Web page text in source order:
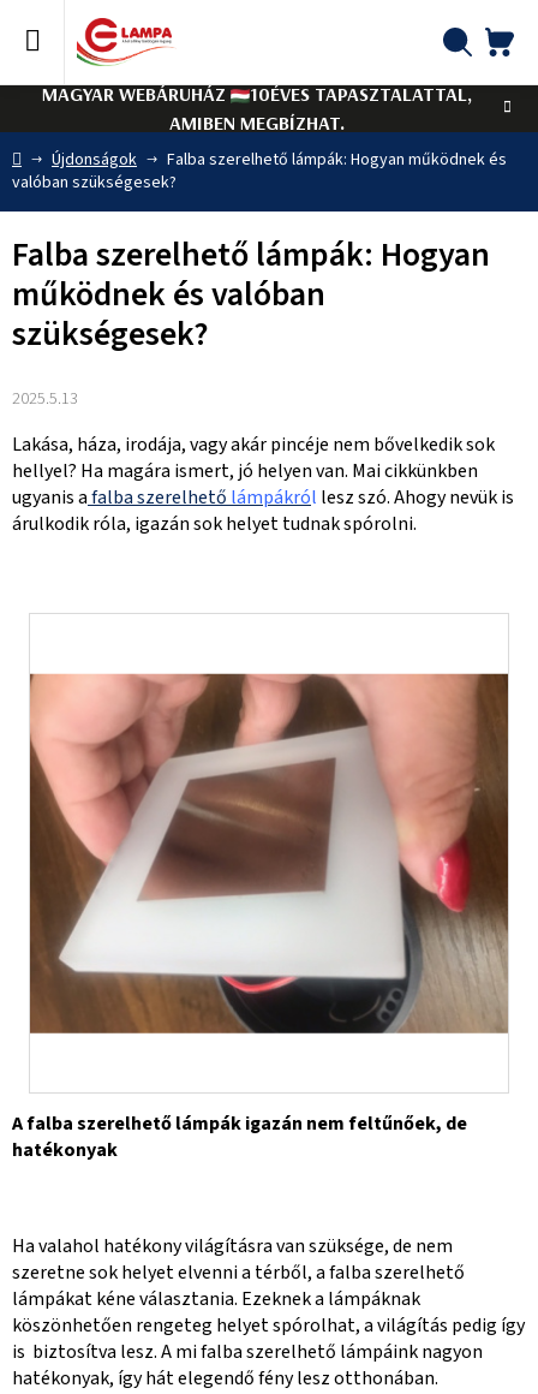
tartalomhoz
MAGYAR WEBÁRUHÁZ
10ÉVES TAPASZTALATTAL,
AMIBEN MEGBÍZHAT.
Kezdőlap
Újdonságok
Falba szerelhető lámpák: Hogyan működnek és
valóban szükségesek?
Falba szerelhető lámpák: Hogyan
működnek és valóban
szükségesek?
2025.5.13
Lakása, háza, irodája, vagy akár pincéje nem bővelkedik sok
hellyel? Ha magára ismert, jó helyen van. Mai cikkünkben
ugyanis afalba szerelhető lámpákról lesz szó. Ahogy nevük is
árulkodik róla, igazán sok helyet tudnak spórolni.
A falba szerelhető lámpák igazán nem feltűnőek, de
hatékonyak
Ha valahol hatékony világításra van szüksége, de nem
szeretne sok helyet elvenni a térből, a falba szerelhető
lámpákat kéne választania. Ezeknek a lámpáknak
köszönhetően rengeteg helyet spórolhat, a világítás pedig így
is biztosítva lesz. A mi falba szerelhető lámpáink nagyon
hatékonyak, így hát elegendő fény lesz otthonában.